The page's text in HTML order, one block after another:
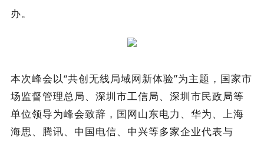
办。
本次峰会以“共创无线局域网新体验”为主题，国家市
场监督管理总局、深圳市工信局、深圳市民政局等
单位领导为峰会致辞，国网山东电力、华为、上海
海思、腾讯、中国电信、中兴等多家企业代表与